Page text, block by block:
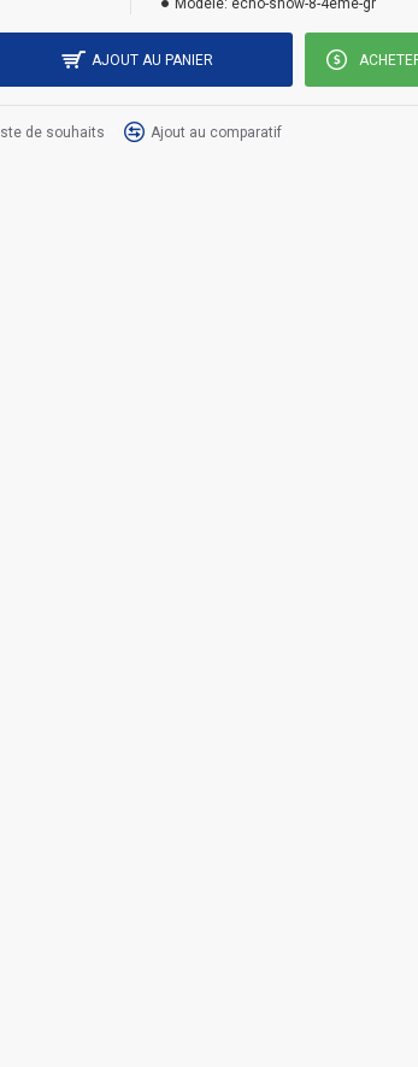
Modèle: echo-show-8-4eme-gr
AJOUT AU PANIER
de souhaits Ajout au comparatif